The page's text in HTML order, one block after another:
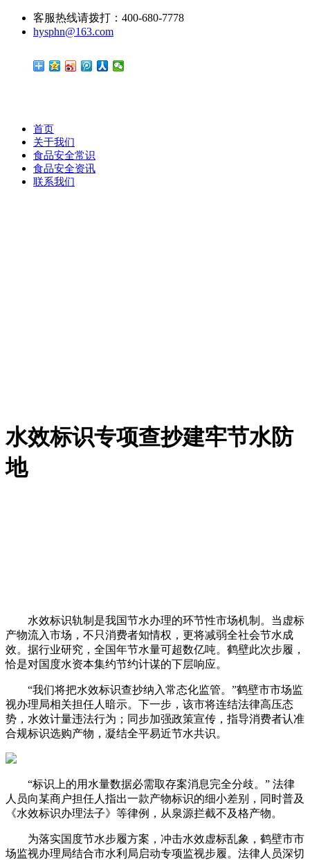
客服热线请拨打：400-680-7778
hysphn@163.com
首页
关于我们
食品安全常识
食品安全资讯
联系我们
水效标识专项查抄建牢节水防
地
水效标识轨制是我国节水办理的环节性市场机制。当虚标
产物流入市场，不只消费者知情权，更将减弱全社会节水成
效。据行业研究，全国年节水量可超数亿吨。鹤壁此次步履，
恰是对国度水资本集约节约计谋的下层响应。
“我们将把水效标识查抄纳入常态化监管。”鹤壁市市场监
视办理局相关担任人暗示。下一步，该市将连结法律高压态
势，水效计量违法行为；同步加强政策宣传，指导消费者认准
合规标识选购产物，凝结全平易近节水共识。
“标识上的用水量数据必需取存案消息完全分歧。” 法律
人员向某商户担任人指出一款产物标识的细小差别，同时普及
《水效标识办理法子》等律例，从泉源拦截不及格产物。
为落实国度节水步履方案，冲击水效虚标乱象，鹤壁市市
场监视办理局结合市水利局启动专项监视步履。法律人员深切